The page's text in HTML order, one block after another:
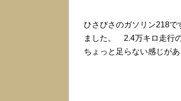
ングの状
ひさびさのガソリン218で
ました。 2.4万キロ走行
ちょっと足らない感じがあ